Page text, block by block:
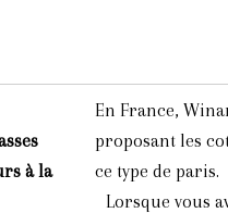
à la
En France,
proposant les
ce type de paris.
Lorsque vous